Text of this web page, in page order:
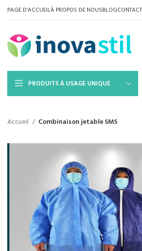
PAGE D’ACCUEILÀ PROPOS DE NOUSBLOGCONTACT
PRODUITS À USAGE UNIQUE
Accueil Combinaison jetable SMS